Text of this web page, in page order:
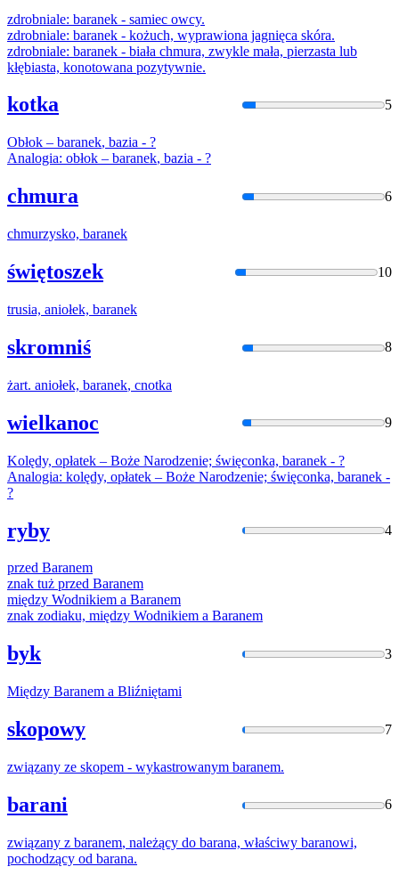
zdrobniale: baranek - samiec owcy.
zdrobniale: baranek - kożuch, wyprawiona jagnięca skóra.
zdrobniale: baranek - biała chmura, zwykle mała, pierzasta lub
kłębiasta, konotowana pozytywnie.
kotka 5
Obłok – baranek, bazia - ?
Analogia: obłok – baranek, bazia - ?
chmura 6
chmurzysko, baranek
świętoszek 10
trusia, aniołek, baranek
skromniś 8
żart. aniołek, baranek, cnotka
wielkanoc 9
Kolędy, opłatek – Boże Narodzenie; święconka, baranek - ?
Analogia: kolędy, opłatek – Boże Narodzenie; święconka, baranek -
?
ryby 4
przed Baranem
znak tuż przed Baranem
między Wodnikiem a Baranem
znak zodiaku, między Wodnikiem a Baranem
byk 3
Między Baranem a Bliźniętami
skopowy 7
związany ze skopem - wykastrowanym baranem.
barani 6
związany z baranem, należący do barana, właściwy baranowi,
pochodzący od barana.